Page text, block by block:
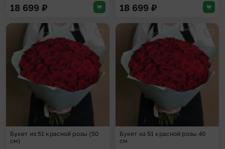
18 699 ₽ 18 699 ₽
Добавить в избранное
Букет из 51 красной розы (50
см)
Букет из 51 красной розы 40
см